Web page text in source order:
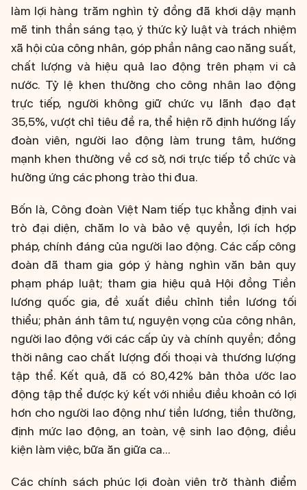
làm lợi hàng trăm nghìn tỷ đồng đã khơi dậy mạnh
mẽ tinh thần sáng tạo, ý thức kỷ luật và trách nhiệm
xã hội của công nhân, góp phần nâng cao năng suất,
chất lượng và hiệu quả lao động trên phạm vi cả
nước. Tỷ lệ khen thưởng cho công nhân lao động
trực tiếp, người không giữ chức vụ lãnh đạo đạt
35,5%, vượt chỉ tiêu đề ra, thể hiện rõ định hướng lấy
đoàn viên, người lao động làm trung tâm, hướng
mạnh khen thưởng về cơ sở, nơi trực tiếp tổ chức và
hưởng ứng các phong trào thi đua.
Bốn là, Công đoàn Việt Nam tiếp tục khẳng định vai
trò đại diện, chăm lo và bảo vệ quyền, lợi ích hợp
pháp, chính đáng của người lao động. Các cấp công
đoàn đã tham gia góp ý hàng nghìn văn bản quy
phạm pháp luật; tham gia hiệu quả Hội đồng Tiền
lương quốc gia, đề xuất điều chỉnh tiền lương tối
thiểu; phản ánh tâm tư, nguyện vọng của công nhân,
người lao động với các cấp ủy và chính quyền; đồng
thời nâng cao chất lượng đối thoại và thương lượng
tập thể. Kết quả, đã có 80,42% bản thỏa ước lao
động tập thể được ký kết với nhiều điều khoản có lợi
hơn cho người lao động như tiền lương, tiền thưởng,
định mức lao động, an toàn, vệ sinh lao động, điều
kiện làm việc, bữa ăn giữa ca...
Các chính sách phúc lợi đoàn viên trở thành điểm